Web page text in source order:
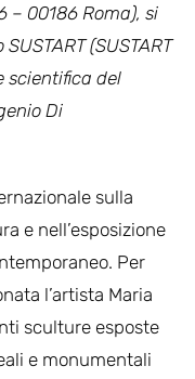
– 00186 Roma), si
(SUSTART
scientifica del
Di
sulla
e nell’esposizione
Per
l’artista Maria
sculture esposte
e monumentali